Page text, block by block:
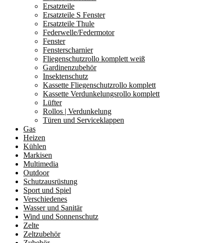
Ersatzteile
Ersatzteile S Fenster
Ersatzteile Thule
Federwelle/Federmotor
Fenster
Fensterscharnier
Fliegenschutzrollo komplett weiß
Gardinenzubehör
Insektenschutz
Kassette Fliegenschutzrollo komplett
Kassette Verdunkelungsrollo komplett
Lüfter
Rollos | Verdunkelung
Türen und Serviceklappen
Gas
Heizen
Kühlen
Markisen
Multimedia
Outdoor
Schutzausrüstung
Sport und Spiel
Verschiedenes
Wasser und Sanitär
Wind und Sonnenschutz
Zelte
Zeltzubehör